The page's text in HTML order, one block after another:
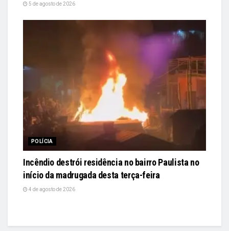
5 de agosto de 2026
POLÍCIA
Incêndio destrói residência no bairro Paulista no
início da madrugada desta terça-feira
4 de agosto de 2026